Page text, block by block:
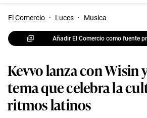
El Comercio · Luces · Musica
Añadir El Comercio como fuente
Kevvo lanza con Wisin
tema que celebra la
ritmos latinos